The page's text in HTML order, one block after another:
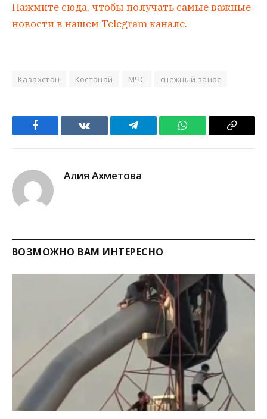
Нажмите сюда, чтобы получать самые важные
новости в нашем Telegram канале.
Казахстан Костанай МЧС снежный занос
Facebook VKontakteTelegram WhatsApp Copy
Алия Ахметова
ВОЗМОЖНО ВАМ ИНТЕРЕСНО